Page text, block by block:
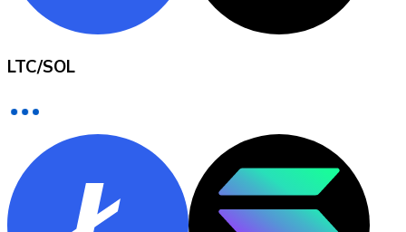
Comprar con efectivo
Transferencia SEPA
Añade fondos a tu cuenta Bitnovo o realiza compras
LTC/SOL